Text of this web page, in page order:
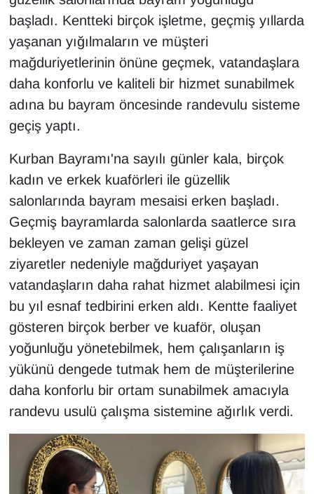
başladı. Kentteki birçok işletme, geçmiş yıllarda
yaşanan yığılmaların ve müşteri
mağduriyetlerinin önüne geçmek, vatandaşlara
daha konforlu ve kaliteli bir hizmet sunabilmek
adına bu bayram öncesinde randevulu sisteme
geçiş yaptı.
Kurban Bayramı'na sayılı günler kala, birçok
kadın ve erkek kuaförleri ile güzellik
salonlarında bayram mesaisi erken başladı.
Geçmiş bayramlarda salonlarda saatlerce sıra
bekleyen ve zaman zaman gelişi güzel
ziyaretler nedeniyle mağduriyet yaşayan
vatandaşların daha rahat hizmet alabilmesi için
bu yıl esnaf tedbirini erken aldı. Kentte faaliyet
gösteren birçok berber ve kuaför, oluşan
yoğunluğu yönetebilmek, hem çalışanların iş
yükünü dengede tutmak hem de müşterilerine
daha konforlu bir ortam sunabilmek amacıyla
randevu usulü çalışma sistemine ağırlık verdi.
Kim Kimdir?
Kültür & Sanat
KURDÎ
MEDYA
ONE EKONOMİ
POLİTİKA
Resmi İlanlar
RÖPORTAJ
SAĞLIK
Seri İlan
SİYASET